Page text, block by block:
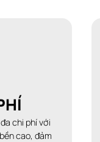
chi phí với
cao, đảm